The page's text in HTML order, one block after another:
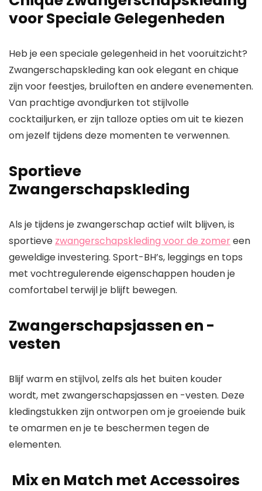
voor Speciale Gelegenheden
Heb je een speciale gelegenheid in het vooruitzicht?
Zwangerschapskleding kan ook elegant en chique
zijn voor feestjes, bruiloften en andere evenementen.
Van prachtige avondjurken tot stijlvolle
cocktailjurken, er zijn talloze opties om uit te kiezen
om jezelf tijdens deze momenten te verwennen.
Sportieve
Zwangerschapskleding
Als je tijdens je zwangerschap actief wilt blijven, is
sportieve zwangerschapskleding voor de zomereen
geweldige investering. Sport-BH’s, leggings en tops
met vochtregulerende eigenschappen houden je
comfortabel terwijl je blijft bewegen.
Zwangerschapsjassen en -
vesten
Blijf warm en stijlvol, zelfs als het buiten kouder
wordt, met zwangerschapsjassen en -vesten. Deze
kledingstukken zijn ontworpen om je groeiende buik
te omarmen en je te beschermen tegen de
elementen.
Mix en Match met Accessoires